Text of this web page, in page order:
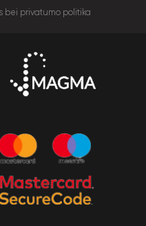
bei privatumo politika